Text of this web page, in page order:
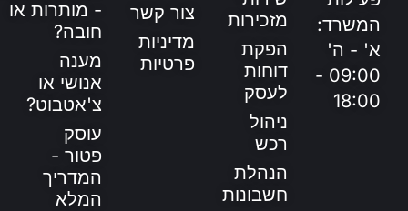
המשרד:
א' - ה'
09:00 -
18:00
מזכירות
הפקת
דוחות
לעסק
ניהול
רכש
הנהלת
חשבונות
צור קשר
מדיניות
פרטיות
- מותרות או
חובה?
מענה
אנושי או
צ'אטבוט?
עוסק
פטור -
המדריך
המלא